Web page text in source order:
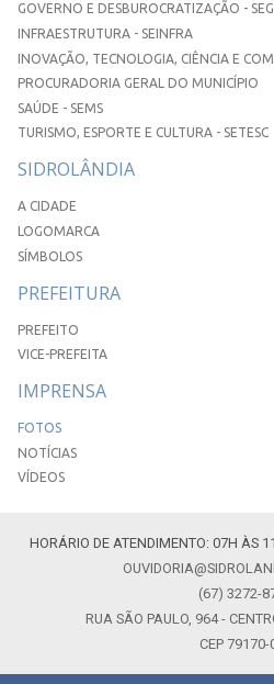
GOVERNO E DESBUROCRATIZAÇÃO -
INFRAESTRUTURA - SEINFRA
INOVAÇÃO, TECNOLOGIA, CIÊNCIA E
PROCURADORIA GERAL DO MUNICÍPIO
SAÚDE - SEMS
TURISMO, ESPORTE E CULTURA - SETESC
SIDROLÂNDIA
A CIDADE
LOGOMARCA
SÍMBOLOS
PREFEITURA
PREFEITO
VICE-PREFEITA
IMPRENSA
FOTOS
NOTÍCIAS
VÍDEOS
HORÁRIO DE ATENDIMENTO: 07H ÀS
(67) 3272-
RUA SÃO PAULO, 964 -
CEP 79170-